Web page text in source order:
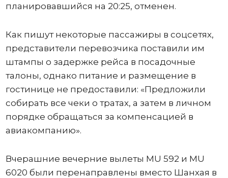
планировавшийся на 20:25, отменен.
Как пишут некоторые пассажиры в соцсетях,
представители перевозчика поставили им
штампы о задержке рейса в посадочные
талоны, однако питание и размещение в
гостинице не предоставили: «Предложили
собирать все чеки о тратах, а затем в личном
порядке обращаться за компенсацией в
авиакомпанию».
Вчерашние вечерние вылеты MU 592 и MU
6020 были перенаправлены вместо Шанхая в